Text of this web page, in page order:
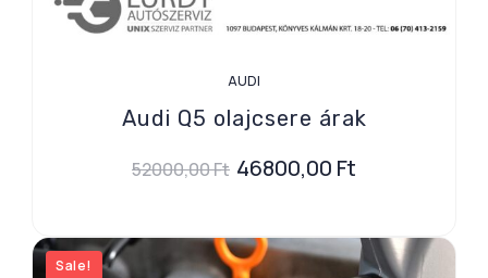
AUDI
Audi Q5 olajcsere árak
52000,00Ft 46800,00 Ft
Sale!